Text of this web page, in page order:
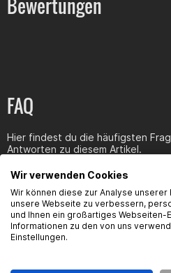
Stärke: 3,5mm
Löcher: 6
Fahrwerk & Antrieb >
Ersatzteile > Lenker, Fahrwerk &
Bremsscheiben
Bewertungen
FAQ
Hier findest du die häufigsten
Antworten zu diesem Artikel.
Produktsicherheit
Wir verwenden Cookies
Wir können diese zur Analyse
unsere Webseite zu verbessern,
und Ihnen ein großartiges Webseiten-
Informationen zu den von uns
Einstellungen.